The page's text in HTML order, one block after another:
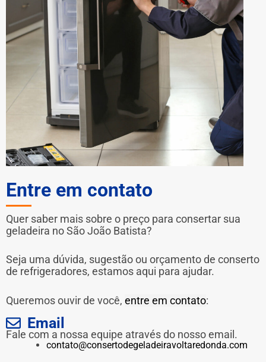
Entre em contato
Quer saber mais sobre o preço para consertar sua
geladeira no São João Batista?
Seja uma dúvida, sugestão ou orçamento de conserto
de refrigeradores, estamos aqui para ajudar.
Queremos ouvir de você, entre em contato:
Email
Fale com a nossa equipe através do nosso email.
contato@consertodegeladeiravoltaredonda.com